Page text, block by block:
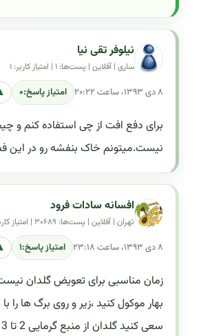
نیلوفر تقی نیا
ساری | آفلاین | پست‌ها: ۱ | امتیاز کاربر: ۱
۸ دی ۱۳۹۳، ساعت ۲۰:۲۲ امتیاز پاسخ:۰
نیست.میتونم خاک بنفشه رو در
افسانه سادات فرود
تهران | آفلاین | پست‌ها: ۳۰۶۸۹ | امتیاز کاربر: ۱۶۵۴۲
۸ دی ۱۳۹۳، ساعت ۲۳:۱۸ امتیاز پاسخ:۱
زمان مناسبی برای تعویض گلدان
بهار موکول کنید ،زیر و روی برگ ها
سعی کنید گلدان از منبع گرمایی 2 تا 3 متر فاصله داشته باشه .